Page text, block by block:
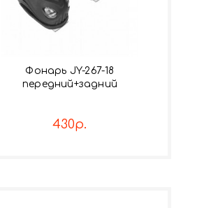
Фонарь JY-267-18
передний+задний
430р.